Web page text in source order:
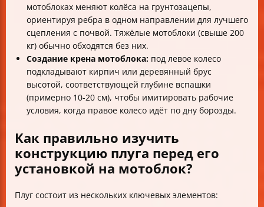
мотоблоках меняют колёса на грунтозацепы,
ориентируя ребра в одном направлении для лучшего
сцепления с почвой. Тяжёлые мотоблоки (свыше 200
кг) обычно обходятся без них.
Создание крена мотоблока: под левое колесо
подкладывают кирпич или деревянный брус
высотой, соответствующей глубине вспашки
(примерно 10-20 см), чтобы имитировать рабочие
условия, когда правое колесо идёт по дну борозды.
Как правильно изучить
конструкцию плуга перед его
установкой на мотоблок?
Плуг состоит из нескольких ключевых элементов: